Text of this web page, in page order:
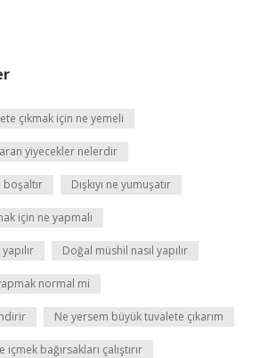
çıkmak için ne yemeli
yiyecekler nelerdir
boşaltır Dışkıyı ne yumuşatır
için ne yapmalı
Doğal müshil nasıl yapılır
normal mi
Ne yersem büyük tuvalete çıkarım
içmek bağırsakları çalıştırır